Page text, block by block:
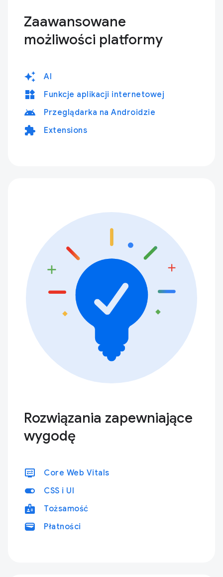
Zaawansowane
możliwości platformy
auto_awesome AI
widgets Funkcje aplikacji internetowej
android Przeglądarka na Androidzie
extension Extensions
Rozwiązania zapewniające
wygodę
display_settings Core Web Vitals
toggle_on CSS i UI
badge Tożsamość
wallet Płatności